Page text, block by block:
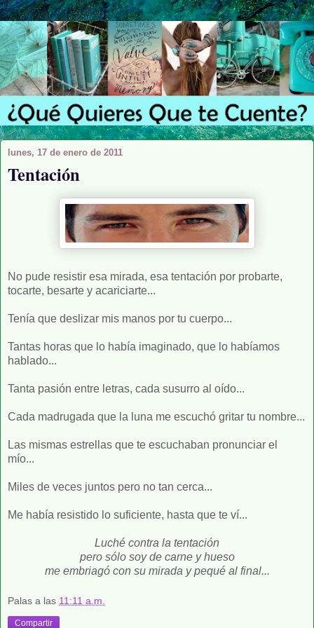
lunes, 17 de enero de 2011
Tentación
No pude resistir esa mirada, esa tentación por probarte,
tocarte, besarte y acariciarte...
Tenía que deslizar mis manos por tu cuerpo...
Tantas horas que lo había imaginado, que lo habíamos
hablado...
Tanta pasión entre letras, cada susurro al oído...
Cada madrugada que la luna me escuchó gritar tu nombre...
Las mismas estrellas que te escuchaban pronunciar el
mío...
Miles de veces juntos pero no tan cerca...
Me había resistido lo suficiente, hasta que te ví...
Luché contra la tentación
pero sólo soy de carne y hueso
me embriagó con su mirada y pequé al final...
Palas a las 11:11 a.m.
Compartir